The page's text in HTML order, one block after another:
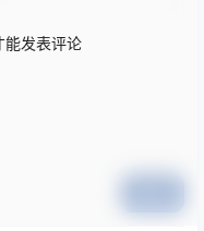
能发表评论